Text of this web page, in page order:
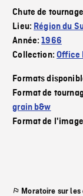
Chute de
Lieu: Région du
Année:1966
Collection:Office
Formats
Format de
grain b&w
Format de
Moratoire sur